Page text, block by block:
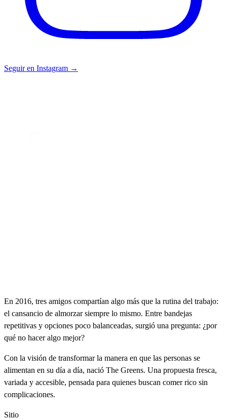
Seguir en Instagram →
En 2016, tres amigos compartían algo más que la rutina del trabajo:
el cansancio de almorzar siempre lo mismo. Entre bandejas
repetitivas y opciones poco balanceadas, surgió una pregunta: ¿por
qué no hacer algo mejor?
Con la visión de transformar la manera en que las personas se
alimentan en su día a día, nació The Greens. Una propuesta fresca,
variada y accesible, pensada para quienes buscan comer rico sin
complicaciones.
Sitio